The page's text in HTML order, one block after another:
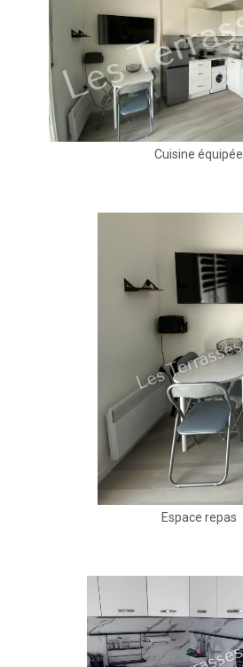
Cuisine équipée
Espace repas